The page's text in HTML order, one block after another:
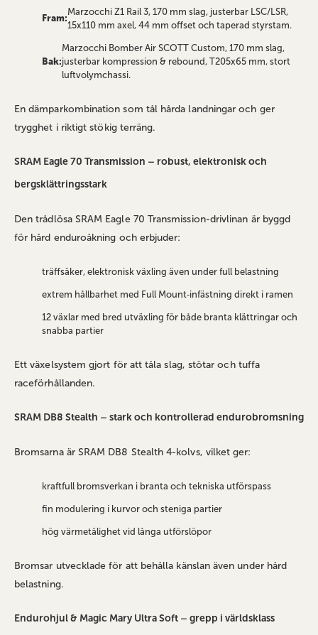
Fram:
Marzocchi Z1 Rail 3, 170 mm slag, justerbar LSC/LSR,
15x110 mm axel, 44 mm offset och taperad styrstam.
Bak:
Marzocchi Bomber Air SCOTT Custom, 170 mm slag,
justerbar kompression & rebound, T205x65 mm, stort
luftvolymchassi.
En dämparkombination som tål hårda landningar och ger
trygghet i riktigt stökig terräng.
SRAM Eagle 70 Transmission – robust, elektronisk och
bergsklättringsstark
Den trådlösa SRAM Eagle 70 Transmission‑drivlinan är byggd
för hård enduroåkning och erbjuder:
träffsäker, elektronisk växling även under full belastning
extrem hållbarhet med Full Mount‑infästning direkt i ramen
12 växlar med bred utväxling för både branta klättringar och
snabba partier
Ett växelsystem gjort för att tåla slag, stötar och tuffa
raceförhållanden.
SRAM DB8 Stealth – stark och kontrollerad endurobromsning
Bromsarna är SRAM DB8 Stealth 4‑kolvs, vilket ger:
kraftfull bromsverkan i branta och tekniska utförspass
fin modulering i kurvor och steniga partier
hög värmetålighet vid långa utförslöpor
Bromsar utvecklade för att behålla känslan även under hård
belastning.
Endurohjul & Magic Mary Ultra Soft – grepp i världsklass